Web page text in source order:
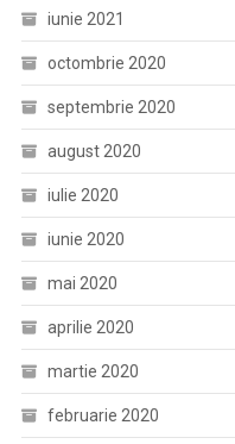
iunie 2021
octombrie 2020
septembrie 2020
august 2020
iulie 2020
iunie 2020
mai 2020
aprilie 2020
martie 2020
februarie 2020